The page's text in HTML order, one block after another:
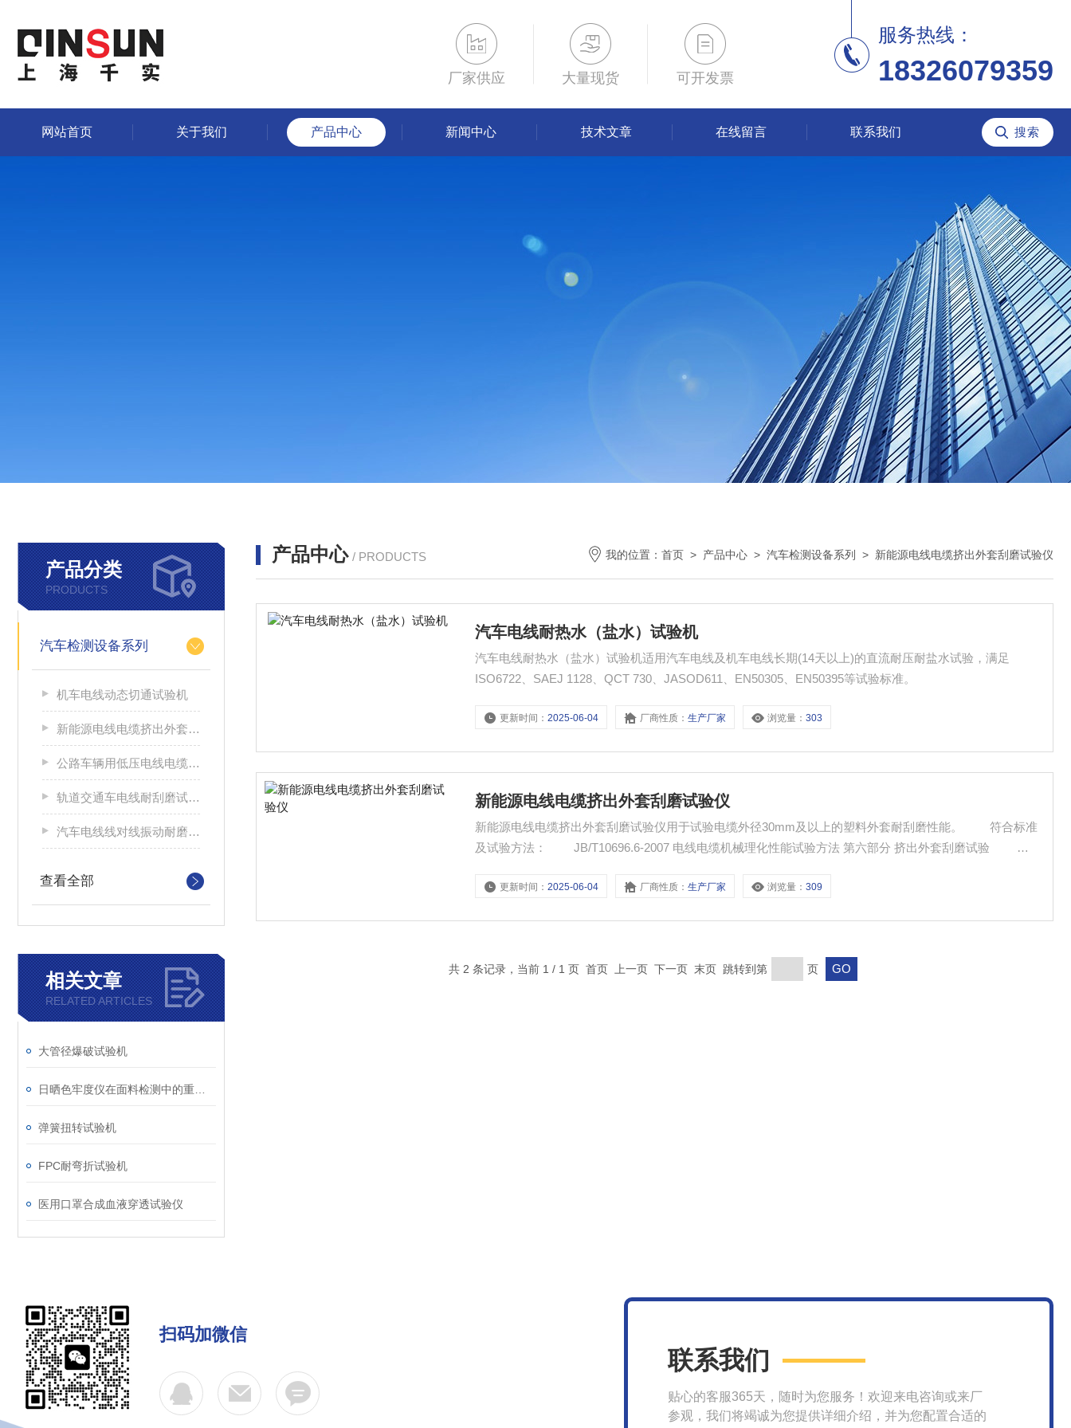
厂家供应 大量现货 可开发票
服务热线：
18326079359
网站首页 关于我们 产品中心 新闻中心 技术文章 在线留言 联系我们
产品分类
PRODUCTS
汽车检测设备系列
机车电线动态切通试验机
新能源电线电缆挤出外套刮磨试验仪
公路车辆用低压电线电缆耐刮磨试验机
轨道交通车电线耐刮磨试验机
汽车电线线对线振动耐磨试验机
查看全部
相关文章
RELATED ARTICLES
大管径爆破试验机
弹簧扭转试验机
FPC耐弯折试验机
医用口罩合成血液穿透试验仪
产品中心 / PRODUCTS 我的位置： 首页 > 产品中心 > 汽车检测设备系列 > 新能源电线电缆挤出外套刮磨试验仪
汽车电线耐热水（盐水）试验机
汽车电线耐热水（盐水）试验机适用汽车电线及机车电线长期(14天以上)的直流耐压耐盐水试验，满足
ISO6722、SAEJ 1128、QCT 730、JASOD611、EN50305、EN50395等试验标准。
更新时间：2025-06-04 厂商性质：生产厂家 浏览量：303
新能源电线电缆挤出外套刮磨试验仪
新能源电线电缆挤出外套刮磨试验仪用于试验电缆外径30mm及以上的塑料外套耐刮磨性能。 符合标准
及试验方法： JB/T10696.6-2007 电线电缆机械理化性能试验方法 第六部分 挤出外套刮磨试验
更新时间：2025-06-04 厂商性质：生产厂家 浏览量：309
共 2 条记录，当前 1 / 1 页 首页 上一页 下一页 末页 跳转到第 页
扫码加微信
联系我们
贴心的客服365天，随时为您服务！欢迎来电咨询或来厂
参观，我们将竭诚为您提供详细介绍，并为您配置合适的